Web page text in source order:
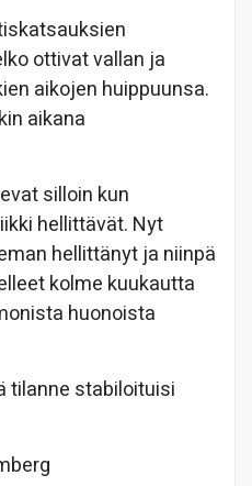
ottivat vallan ja
aikojen huippuunsa.
aikana
silloin kun
hellittävät. Nyt
hellittänyt ja niinpä
kolme kuukautta
huonoista
tilanne stabiloituisi